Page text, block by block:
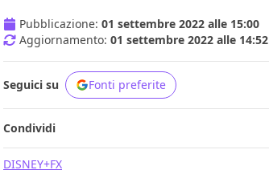
Pubblicazione: 01 settembre 2022 alle 15:00
Aggiornamento: 01 settembre 2022 alle 14:52
Seguici su Fonti preferite
Condividi
DISNEY+FX